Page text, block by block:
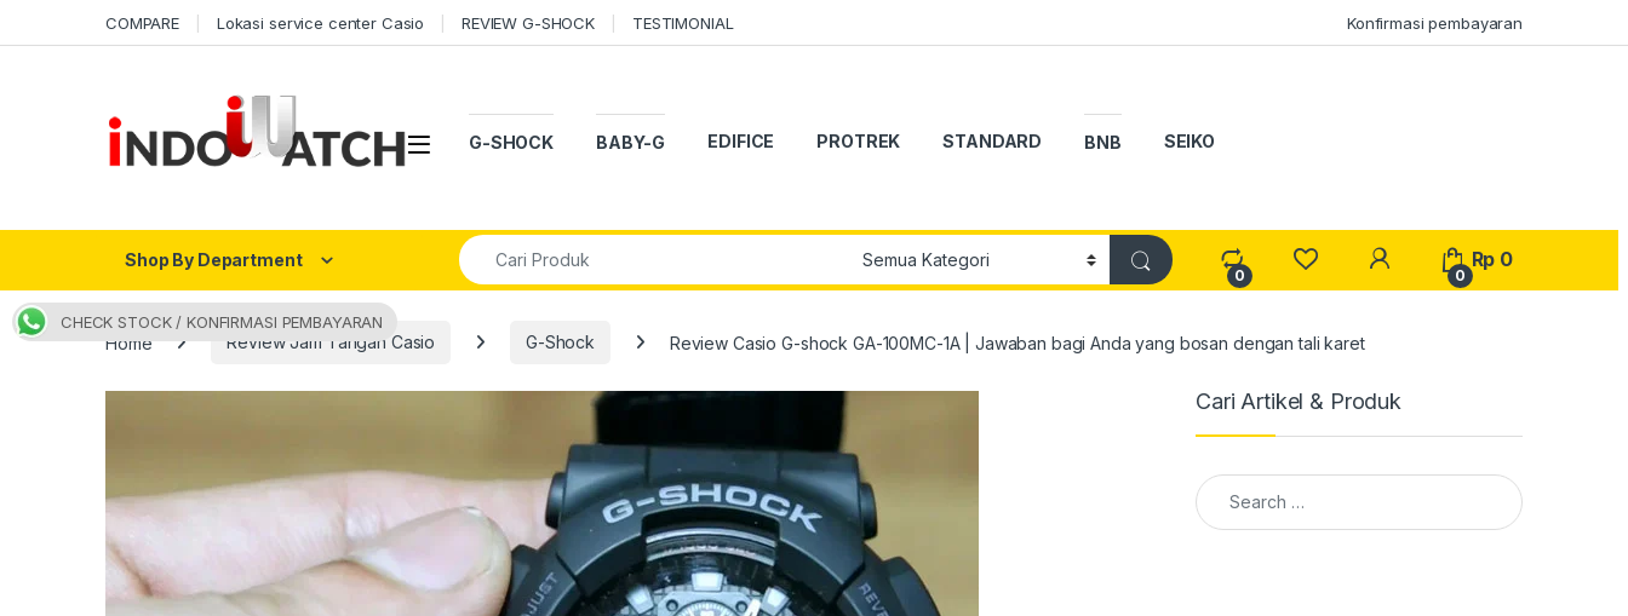
COMPARE Lokasi service center Casio REVIEW G-SHOCK TESTIMONIAL Konfirmasi pembayaran
Open G-SHOCK BABY-G EDIFICE PROTREK STANDARD BNB SEIKO
Shop By Department
Search for:
0
My Account
0
Rp 0
Home Review Jam Tangan Casio G-Shock Review Casio G-shock GA-100MC-1A | Jawaban bagi Anda yang bosan dengan tali karet
Cari Artikel & Produk
Search for:
CHECK STOCK / KONFIRMASI PEMBAYARAN